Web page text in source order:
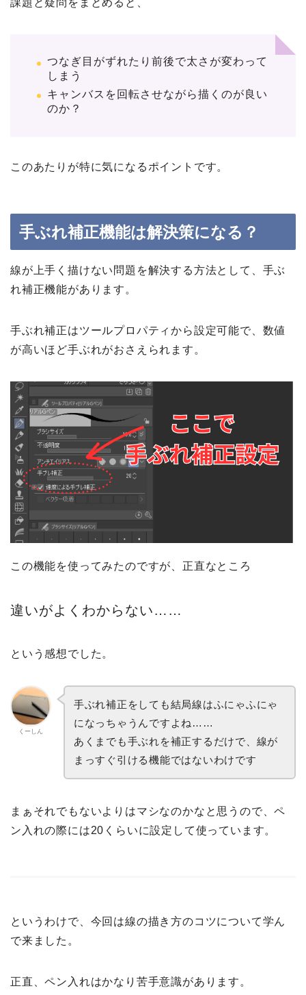
課題と疑問をまとめると、
つなぎ目がずれたり前後で太さが変わって
しまう
キャンバスを回転させながら描くのが良い
のか？
このあたりが特に気になるポイントです。
手ぶれ補正機能は解決策になる？
線が上手く描けない問題を解決する方法として、手ぶ
れ補正機能があります。
手ぶれ補正はツールプロパティから設定可能で、数値
が高いほど手ぶれがおさえられます。
この機能を使ってみたのですが、正直なところ
違いがよくわからない……
という感想でした。
くーしん
手ぶれ補正をしても結局線はふにゃふにゃ
になっちゃうんですよね……
あくまでも手ぶれを補正するだけで、線が
まっすぐ引ける機能ではないわけです
まぁそれでもないよりはマシなのかなと思うので、ペ
ン入れの際には20くらいに設定して使っています。
というわけで、今回は線の描き方のコツについて学ん
で来ました。
正直、ペン入れはかなり苦手意識があります。